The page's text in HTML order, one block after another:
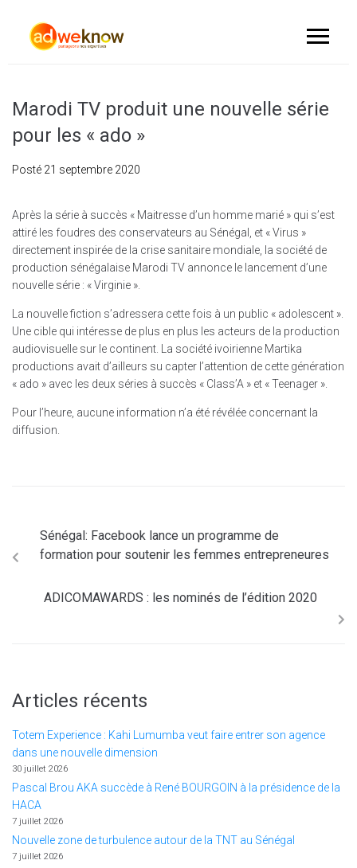
Marodi TV produit une nouvelle série
pour les « ado »
Posté 21 septembre 2020
Après la série à succès « Maitresse d’un homme marié » qui s’est
attiré les foudres des conservateurs au Sénégal, et « Virus »
directement inspirée de la crise sanitaire mondiale, la société de
production sénégalaise Marodi TV annonce le lancement d’une
nouvelle série : « Virginie ».
La nouvelle fiction s’adressera cette fois à un public « adolescent ».
Une cible qui intéresse de plus en plus les acteurs de la production
audiovisuelle sur le continent. La société ivoirienne Martika
productions avait d’ailleurs su capter l’attention de cette génération
« ado » avec les deux séries à succès « Class’A » et « Teenager ».
Pour l’heure, aucune information n’a été révélée concernant la
diffusion.
Sénégal: Facebook lance un programme de
formation pour soutenir les femmes entrepreneures
ADICOMAWARDS : les nominés de l’édition 2020
Articles récents
Totem Experience : Kahi Lumumba veut faire entrer son agence
dans une nouvelle dimension
30 juillet 2026
Pascal Brou AKA succède à René BOURGOIN à la présidence de la
HACA
7 juillet 2026
Nouvelle zone de turbulence autour de la TNT au Sénégal
7 juillet 2026